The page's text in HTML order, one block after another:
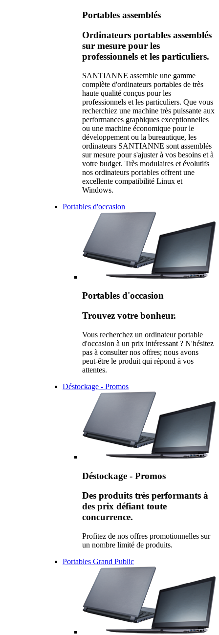
Portables assemblés
Ordinateurs portables assemblés
sur mesure pour les
professionnels et les particuliers.
SANTIANNE assemble une gamme
complète d'ordinateurs portables de très
haute qualité conçus pour les
professionnels et les particuliers. Que vous
recherchiez une machine très puissante aux
performances graphiques exceptionnelles
ou une machine économique pour le
développement ou la bureautique, les
ordinateurs SANTIANNE sont assemblés
sur mesure pour s'ajuster à vos besoins et à
votre budget. Très modulaires et évolutifs
nos ordinateurs portables offrent une
excellente compatibilité Linux et
Windows.
Portables d'occasion
Portables d'occasion
Trouvez votre bonheur.
Vous recherchez un ordinateur portable
d'occasion à un prix intéressant ? N'hésitez
pas à consulter nos offres; nous avons
peut-être le produit qui répond à vos
attentes.
Déstockage - Promos
Déstockage - Promos
Des produits très performants à
des prix défiant toute
concurrence.
Profitez de nos offres promotionnelles sur
un nombre limité de produits.
Portables Grand Public